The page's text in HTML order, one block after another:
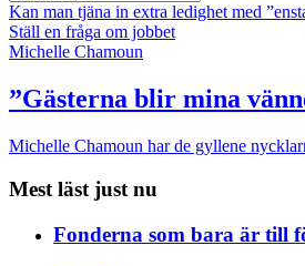
Kan man tjäna in extra ledighet med
Ställ en fråga om jobbet
Michelle Chamoun
”Gästerna blir mina
Michelle Chamoun har de gyllene
Mest läst just nu
Fonderna som bara är till